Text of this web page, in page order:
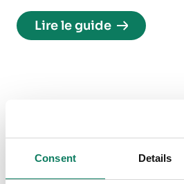
Consent Details
Lire le guide life
cycle
Vous voulez en